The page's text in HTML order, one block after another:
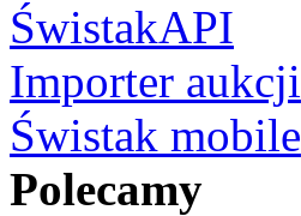
ŚwistakAPI
Importer aukcji
Świstak mobile
Polecamy